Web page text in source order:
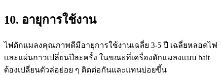
10. อายุการใช้งาน
ไฟดักแมลงคุณภาพดีมีอายุการใช้งานเฉลี่ย 3-5 ปี เฉลี่ยหลอดไฟ
และแผ่นกาวเปลี่ยนปีละครั้ง ในขณะที่เครื่องดักแมลงแบบ bait
ต้องเปลี่ยนตัวล่อย่อย ๆ ติดต่อกันและแทนบ่อยขึ้น